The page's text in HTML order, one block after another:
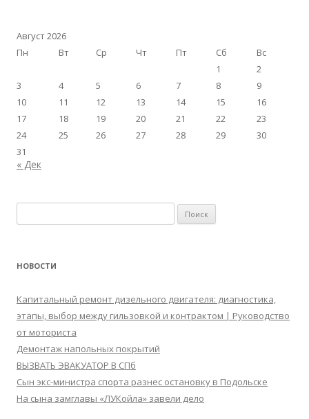
Август 2026
Пн
Вт Ср Чт Пт Сб
Вс
1
2
3
4 5 6 7 8
9
10
11 12 13 14 15
16
17
18 19 20 21 22
23
24
25 26 27 28 29
30
31
« Дек
НОВОСТИ
Капитальный ремонт дизельного двигателя: диагностика,
этапы, выбор между гильзовкой и контрактом | Руководство
от моториста
Демонтаж напольных покрытий
ВЫЗВАТЬ ЭВАКУАТОР В СПб
Сын экс-министра спорта разнес остановку в Подольске
На сына замглавы «ЛУКойла» завели дело